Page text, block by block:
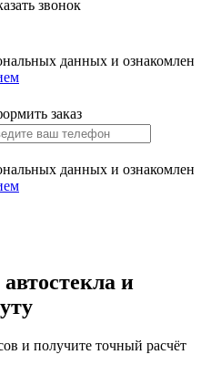
звонок
данных и ознакомлен
заказ
данных и ознакомлен
и
и получите точный расчёт